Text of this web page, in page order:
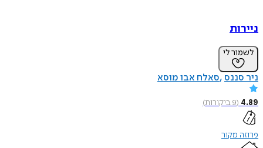
ניירות
לשמור לי
ניר סננס סאלח אבו מוסא
4.89
(
9ביקורות)
פרוזה מקור